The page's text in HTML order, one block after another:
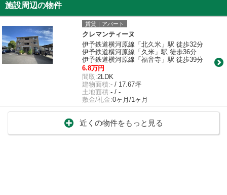
施設周辺の物件
賃貸｜アパート
クレマンティーヌ
伊予鉄道横河原線「北久米」駅 徒歩32分
伊予鉄道横河原線「久米」駅 徒歩36分
伊予鉄道横河原線「福音寺」駅 徒歩39分
6.8万円
間取:2LDK
建物面積:- / 17.67坪
土地面積:- / -
敷金/礼金:0ヶ月/1ヶ月
近くの物件をもっと見る